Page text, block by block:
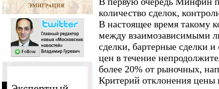
количество сделок,
В настоящее время такому
между взаимозависимыми
сделки, бартерные сделки
цен в течение
более 20% от рыночных,
Критерий отклонения цены